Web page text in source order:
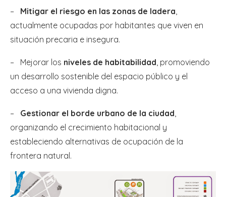
– Mitigar el riesgo en las zonas de ladera
actualmente ocupadas por habitantes que viven en
situación precaria e insegura.
– Mejorar los niveles de habitabilidad , promoviendo
un desarrollo sostenible del espacio público y el
acceso a una vivienda digna.
– Gestionar el borde urbano de la ciudad
organizando el crecimiento habitacional y
estableciendo alternativas de ocupación de la
frontera natural.